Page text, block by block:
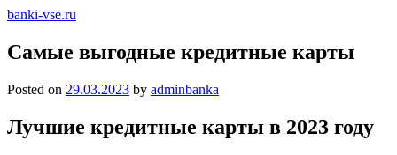
banki-vse.ru
Самые выгодные кредитные карты
Posted on 29.03.2023 by adminbanka
Лучшие кредитные карты в 2023 году